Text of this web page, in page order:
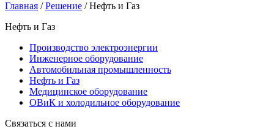
Главная /Решение / Нефть и Газ
Нефть и Газ
Производство электроэнергии
Инженерное оборудование
Автомобильная промышленность
Нефть и Газ
Медицинское оборудование
ОВиК и холодильное оборудование
Связаться с нами